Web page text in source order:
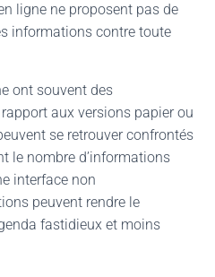
ligne ne proposent pas de
informations contre toute
ont souvent des
aux versions papier ou
se retrouver confrontés
le nombre d’informations
interface non
peuvent rendre le
fastidieux et moins